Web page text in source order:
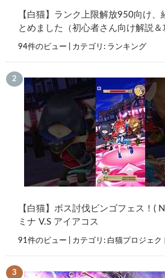
【白猫】ランク上限解放950向け、
とめました（初心者さん向け解説＆
94件のビュー カテゴリ: ランキング
【白猫】ボス討伐ビンゴフェス！(
ミナ V.S アイアコス
91件のビュー カテゴリ: 白猫プロジェク